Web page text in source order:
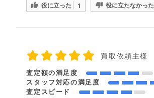
役に立った 1 役に立たなかった
買取依頼主様
査定額の満足度
スタッフ対応の満足度
査定スピード